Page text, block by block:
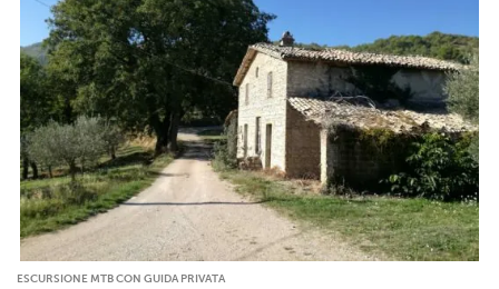
ESCURSIONE MTB CON GUIDA PRIVATA